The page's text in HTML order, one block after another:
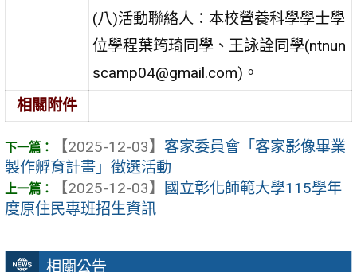
相關公告
(八)活動聯絡人：本校營養科學學士學
位學程葉筠琦同學、王詠詮同學(ntnun
scamp04@gmail.com)。
相關附件
【2025-12-03】 客家委員會「客家影像畢業
製作孵育計畫」徵選活動
【2025-12-03】
國立彰化師範大學115學年
度原住民專班招生資訊